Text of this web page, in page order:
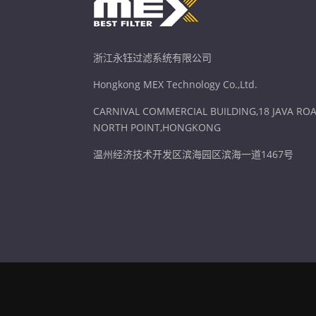
浙江永钰过滤系统有限公司
Hongkong MEX Technology Co.,Ltd.
CARNIVAL COMMERCIAL BUILDING,18 JAVA
NORTH POINT,HONGKONG
温州经济技术开发区滨海园区滨海一道1467号